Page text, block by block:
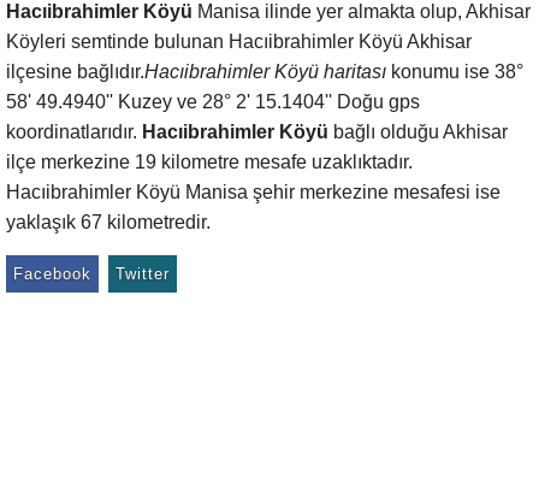
Hacıibrahimler Köyü Manisa ilinde yer almakta olup, Akhisar
Köyleri semtinde bulunan Hacıibrahimler Köyü Akhisar
ilçesine bağlıdır.Hacıibrahimler Köyü haritası konumu ise 38°
58' 49.4940'' Kuzey ve 28° 2' 15.1404'' Doğu gps
koordinatlarıdır. Hacıibrahimler Köyü bağlı olduğu Akhisar
ilçe merkezine 19 kilometre mesafe uzaklıktadır.
Hacıibrahimler Köyü Manisa şehir merkezine mesafesi ise
yaklaşık 67 kilometredir.
Facebook Twitter